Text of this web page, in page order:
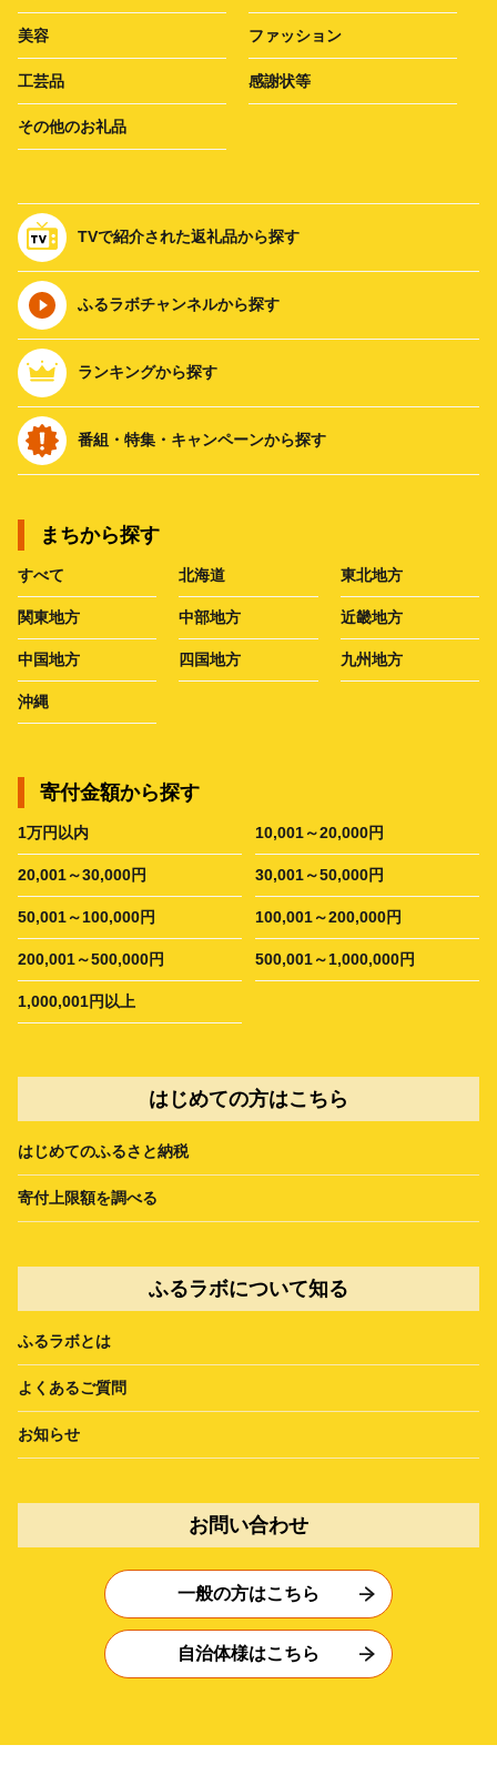
美容 ファッション
工芸品 感謝状等
その他のお礼品
TVで紹介された返礼品から探す
ふるラボチャンネルから探す
ランキングから探す
番組・特集・キャンペーンから探す
まちから探す
すべて 北海道 東北地方
関東地方 中部地方 近畿地方
中国地方 四国地方 九州地方
沖縄
寄付金額から探す
1万円以内 10,001～20,000円
20,001～30,000円 30,001～50,000円
50,001～100,000円 100,001～200,000円
200,001～500,000円 500,001～1,000,000円
1,000,001円以上
はじめての方はこちら
はじめてのふるさと納税
寄付上限額を調べる
ふるラボについて知る
ふるラボとは
よくあるご質問
お知らせ
お問い合わせ
一般の方はこちら
自治体様はこちら